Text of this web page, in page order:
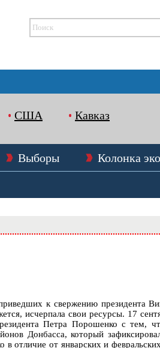
США Кавказ
Выборы
Колонка
к свержению президента
исчерпала свои ресурсы. 17
Петра Порошенко с тем,
Донбасса, который
отличие от январских и